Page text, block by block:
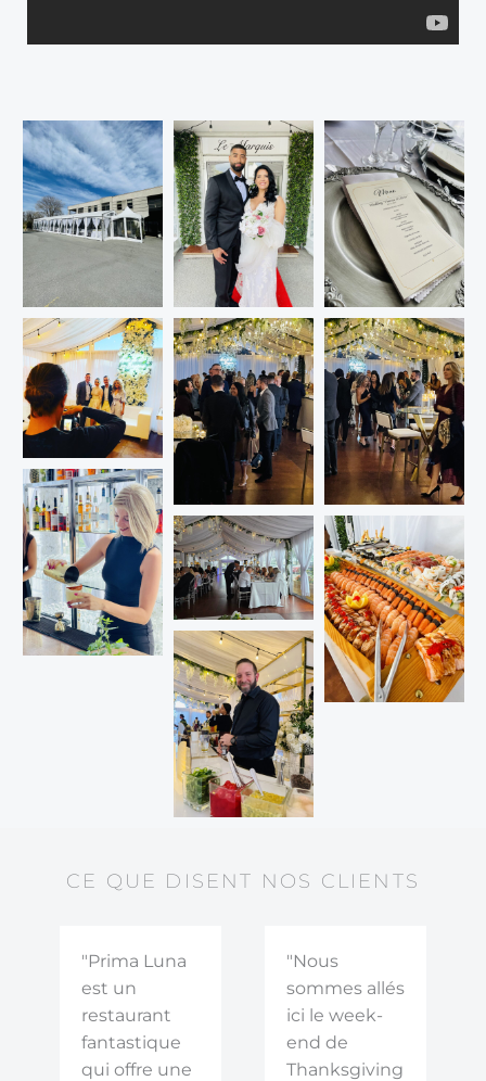
CE QUE DISENT NOS CLIENTS
"Prima Luna
est un
restaurant
fantastique
qui offre une
"Nous
sommes allés
ici le week-
end de
Thanksgiving